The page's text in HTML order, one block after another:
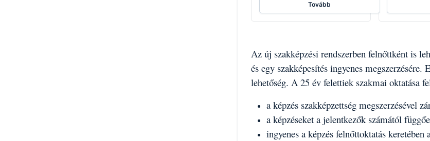
Tovább
Az új szakképzési rendszerben felnőttként is
és egy szakképesítés ingyenes
lehetőség. A 25 év felettiek szakmai oktatása
a képzés szakképzettség megszerzésével
a képzéseket a jelentkezők számától
ingyenes a képzés felnőttoktatás